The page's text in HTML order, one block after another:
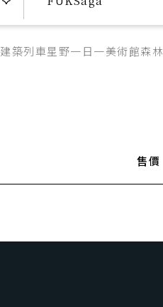
建築列車星野一日一美術館森林
售價